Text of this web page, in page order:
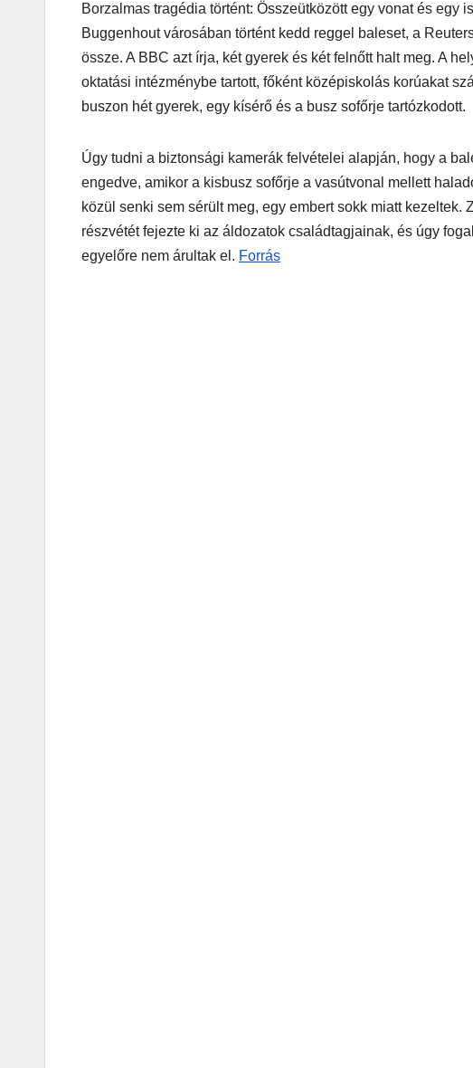
Borzalmas tragédia történt: Összeütközött egy vonat és egy
Buggenhout városában történt kedd reggel baleset, a
össze. A BBC azt írja, két gyerek és két felnőtt halt meg. A
oktatási intézménybe tartott, főként középiskolás korúakat
buszon hét gyerek, egy kísérő és a busz sofőrje tartózkodott.
Úgy tudni a biztonsági kamerák felvételei alapján, hogy a
engedve, amikor a kisbusz sofőrje a vasútvonal mellett
közül senki sem sérült meg, egy embert sokk miatt
részvétét fejezte ki az áldozatok családtagjainak, és úgy
egyelőre nem árultak el. Forrás